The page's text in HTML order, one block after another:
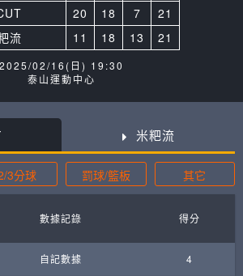
20 18 7
21
流
11 18 13 21
2025/02/16(日) 19:30
泰山運動中心
米粑流
3分球 罰球/籃板 其它
數據記錄 得分
自記數據 4